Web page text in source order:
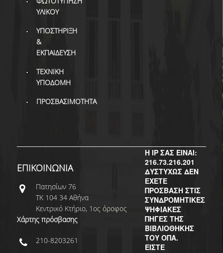
ΥΛΙΚΟΥ
ΥΠΟΣΤΗΡΙΞΗ
&
ΕΚΠΑΙΔΕΥΣΗ
ΤΕΧΝΙΚΗ
ΥΠΟΔΟΜΗ
ΠΡΟΣΒΑΣΙΜΟΤΗΤΑ
Η IP ΣΑΣ ΕΙΝΑΙ:
216.73.216.201
ΔΥΣΤΥΧΩΣ ΔΕΝ
ΕΧΕΤΕ
ΠΡΟΣΒΑΣΗ ΣΤΙΣ
ΣΥΝΔΡΟΜΗΤΙΚΕΣ
ΨΗΦΙΑΚΕΣ
ΠΗΓΕΣ ΤΗΣ
ΒΙΒΛΙΟΘΗΚΗΣ
ΤΟΥ ΟΠΑ.
ΕΙΣΤΕ
ΕΠΙΚΟΙΝΩΝΙΑ
Πατησίων 76
ΤΚ 104 34 Αθήνα
Κεντρικό Κτήριο, 1ος όροφος
Χάρτης πρόσβασης
210-8203261